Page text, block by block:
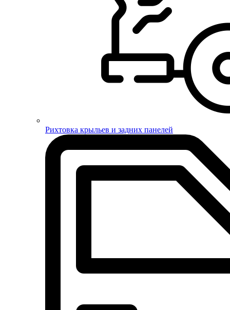
Рихтовка крыльев и задних панелей